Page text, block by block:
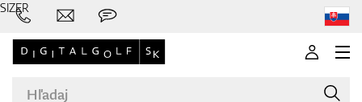
SIZER